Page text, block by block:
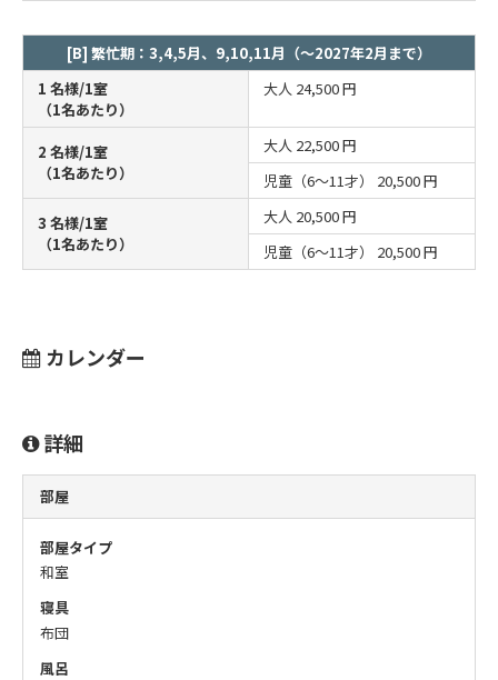
[B] 繁忙期：3,4,5月、9,10,11月（～2027年2月まで）
1 名様/1室
（1名あたり）
大人 24,500 円
2 名様/1室
（1名あたり）
大人 22,500 円
児童（6～11才） 20,500 円
3 名様/1室
（1名あたり）
大人 20,500 円
児童（6～11才） 20,500 円
カレンダー
詳細
部屋
部屋タイプ
和室
寝具
布団
風呂